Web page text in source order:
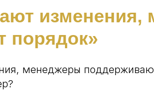
изменения,
порядок»
менеджеры